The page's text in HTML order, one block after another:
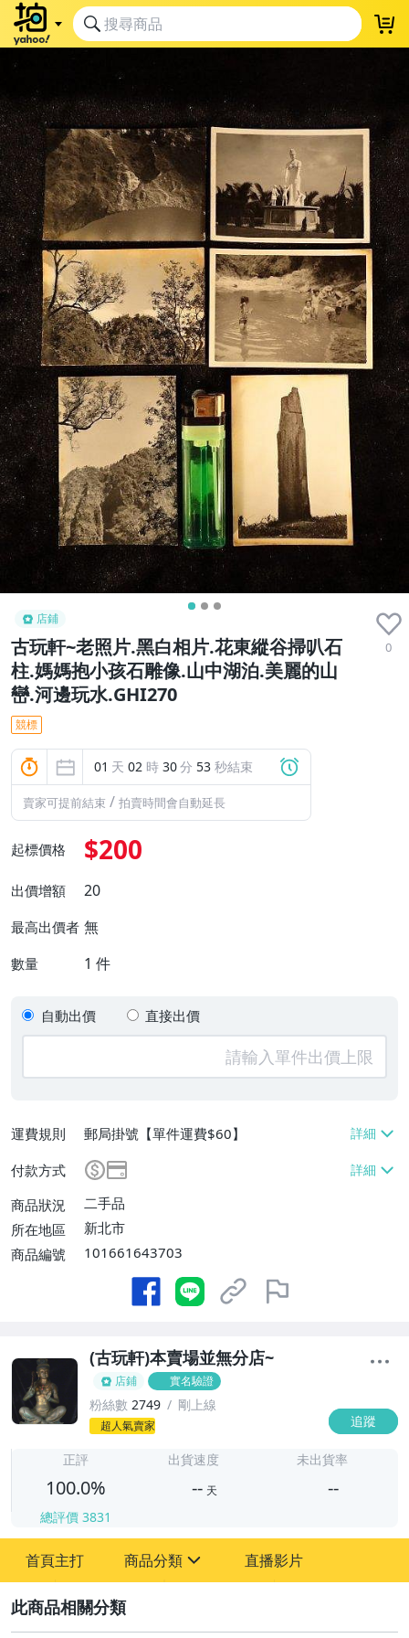
店鋪
古玩軒~老照片.黑白相片.花東縱谷掃叭石
柱.媽媽抱小孩石雕像.山中湖泊.美麗的山
巒.河邊玩水.GHI270
0
競標
01 天 02 時 30分 52 秒結束
賣家可提前結束 / 拍賣時間會自動延長
起標價格 $200
出價增額 20
最高出價者 無
數量 1 件
自動出價 直接出價
運費規則
郵局掛號【單件運費$60】
付款方式
商品狀況
二手品
所在地區
新北市
商品編號
101661643703
(古玩軒)本賣場並無分店~
店鋪 實名驗證
粉絲數 2749 剛上線
超人氣賣家 追蹤
-
正評
100.0%
總評價 3831
出貨速度
-- 天
未出貨率
--
首頁主打 商品分類
其它
直播影片